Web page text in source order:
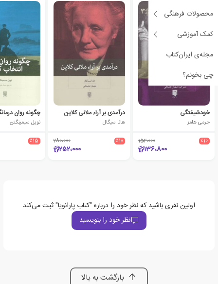
محصولات فرهنگی
کمک آموزشی
مجله‌ی ایران‌کتاب
چی بخونم؟
خودشیفتگی
جرمی هلمز
٪10 152،000
136،800
درآمدی بر آراء ملانی کلاین
هانا سیگال
٪10 280،000
252،000
نویل سیمینگتن
٪15
اولین نفری باشید که نظر خود را درباره "کتاب پارانویا" ثبت می‌کند
نظر خود را بنویسید
بازگشت به بالا